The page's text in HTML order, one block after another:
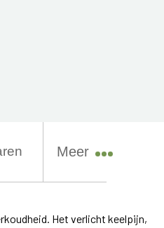
Meer
Het verlicht keelpijn,